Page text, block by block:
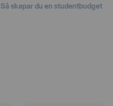
Så skapar du en studentbudget